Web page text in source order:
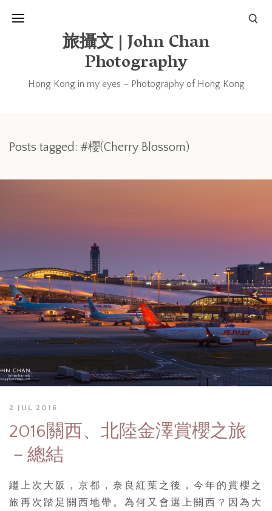
旅攝文 | John Chan
Photography
Hong Kong in my eyes – Photography of Hong Kong
Posts tagged: #櫻(Cherry Blossom)
2 JUL 2016
2016關西、北陸金澤賞櫻之旅
－總結
繼上次大阪，京都，奈良紅葉之後，今年的賞櫻之
旅再次踏足關西地帶。為何又會選上關西？因為大